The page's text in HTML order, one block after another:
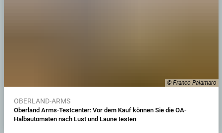
© Franco Palamaro
OBERLAND-ARMS
Oberland Arms-Testcenter: Vor dem Kauf können Sie die OA-
Halbautomaten nach Lust und Laune testen